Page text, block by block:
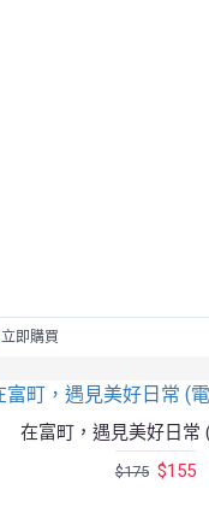
立即購買
在富町，遇見美好日常
$155
$175